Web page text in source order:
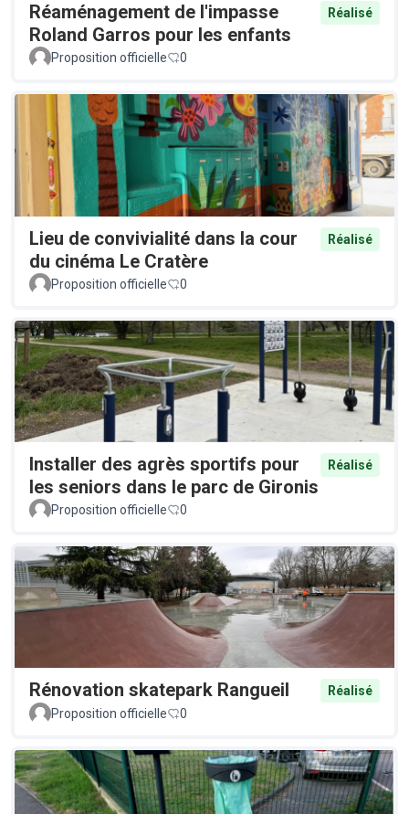
Réaménagement de l'impasse
Roland Garros pour les enfants
Réalisé
Proposition officielle 0
Lieu de convivialité dans la cour
du cinéma Le Cratère
Réalisé
Proposition officielle 0
Installer des agrès sportifs pour
les seniors dans le parc de Gironis
Réalisé
Proposition officielle 0
Rénovation skatepark Rangueil
Réalisé
Proposition officielle
0